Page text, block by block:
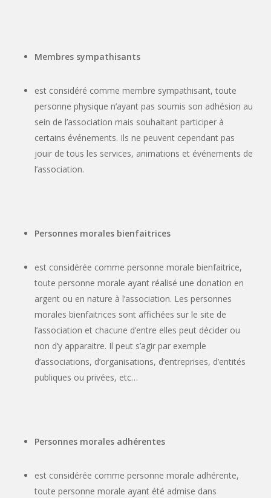
Membres sympathisants
est considéré comme membre sympathisant, toute
personne physique n’ayant pas soumis son adhésion au
sein de l’association mais souhaitant participer à
certains événements. Ils ne peuvent cependant pas
jouir de tous les services, animations et événements de
l’association.
Personnes morales bienfaitrices
est considérée comme personne morale bienfaitrice,
toute personne morale ayant réalisé une donation en
argent ou en nature à l’association. Les personnes
morales bienfaitrices sont affichées sur le site de
l’association et chacune d’entre elles peut décider ou
non d’y apparaitre. Il peut s’agir par exemple
d’associations, d’organisations, d’entreprises, d’entités
publiques ou privées, etc…
Personnes morales adhérentes
est considérée comme personne morale adhérente,
toute personne morale ayant été admise dans